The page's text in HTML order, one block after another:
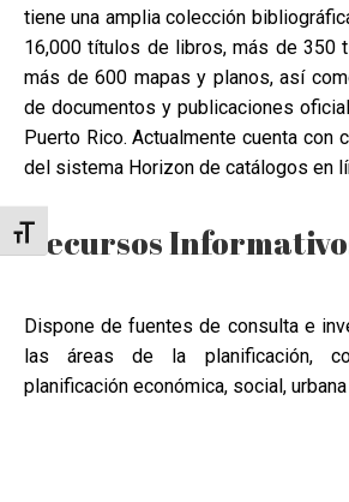
Toggle Font size
tiene una amplia colección
16,000 títulos de libros, más de 350
más de 600 mapas y planos, así
de documentos y publicaciones
Puerto Rico. Actualmente cuenta con
del sistema Horizon de catálogos en
Recursos
Dispone de fuentes de consulta e
las áreas de la planificación,
planificación económica, social,